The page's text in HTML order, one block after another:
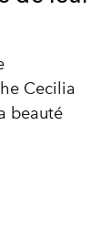
Cecilia
beauté